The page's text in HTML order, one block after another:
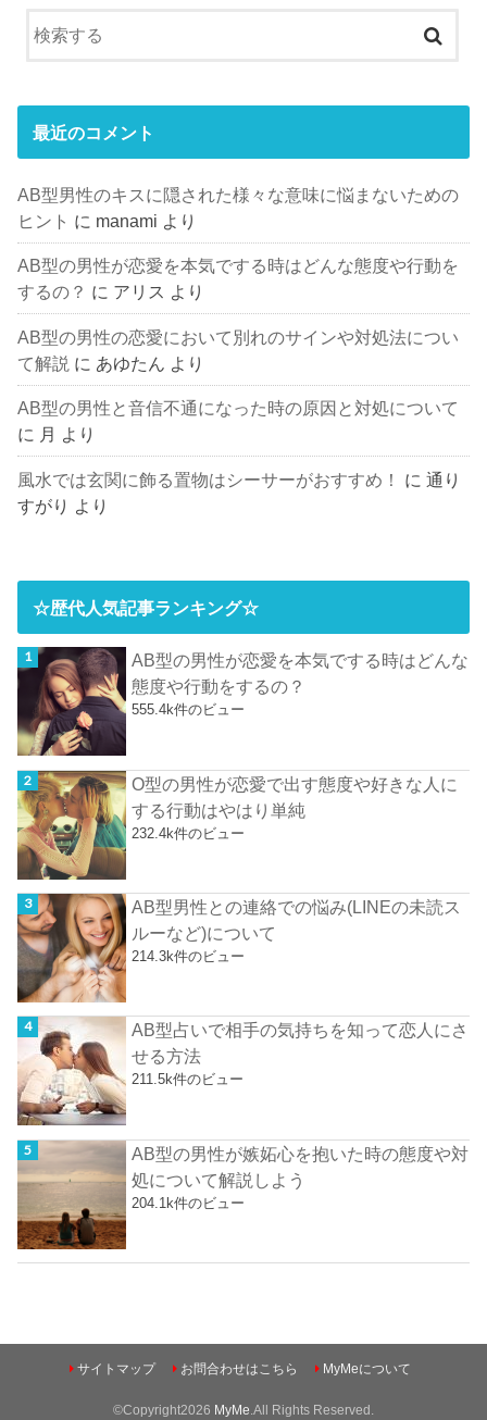
最近のコメント
AB型男性のキスに隠された様々な意味に悩まないための
ヒント に manami より
AB型の男性が恋愛を本気でする時はどんな態度や行動を
するの？ に アリス より
AB型の男性の恋愛において別れのサインや対処法につい
て解説 に あゆたん より
AB型の男性と音信不通になった時の原因と対処について
に 月 より
風水では玄関に飾る置物はシーサーがおすすめ！ に通り
すがり より
☆歴代人気記事ランキング☆
AB型の男性が恋愛を本気でする時はどんな
態度や行動をするの？
555.4k件のビュー
O型の男性が恋愛で出す態度や好きな人に
する行動はやはり単純
232.4k件のビュー
AB型男性との連絡での悩み(LINEの未読ス
ルーなど)について
214.3k件のビュー
AB型占いで相手の気持ちを知って恋人にさ
せる方法
211.5k件のビュー
AB型の男性が嫉妬心を抱いた時の態度や対
処について解説しよう
204.1k件のビュー
サイトマップ お問合わせはこちら MyMeについて
©Copyright2026 MyMe .All Rights Reserved.